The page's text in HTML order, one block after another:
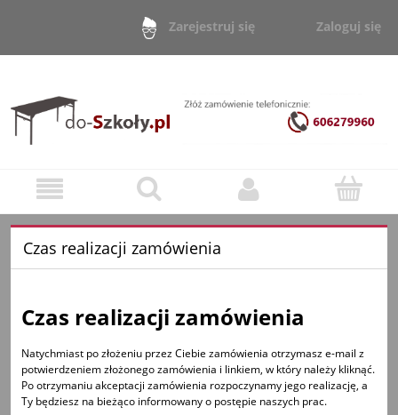
Zarejestruj się Zaloguj się
Czas realizacji zamówienia
Czas realizacji zamówienia
Natychmiast po złożeniu przez Ciebie zamówienia otrzymasz e-mail z
potwierdzeniem złożonego zamówienia i linkiem, w który należy kliknąć.
Po otrzymaniu akceptacji zamówienia rozpoczynamy jego realizację, a
Ty będziesz na bieżąco informowany o postępie naszych prac.